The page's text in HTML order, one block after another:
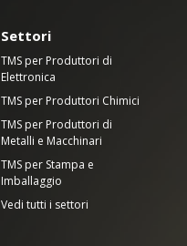
Settori
TMS per Produttori di
Elettronica
TMS per Produttori Chimici
TMS per Produttori di
Metalli e Macchinari
TMS per Stampa e
Imballaggio
Vedi tutti i settori